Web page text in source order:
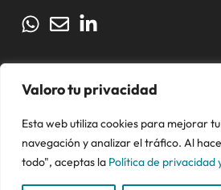
Valoro tu privacidad
Esta web utiliza cookies para mejorar
navegación y analizar el tráfico. Al
todo", aceptas la Política de privacidad
CONTACTO
POLÍTICA DE PRIVACIDAD Y
©2026